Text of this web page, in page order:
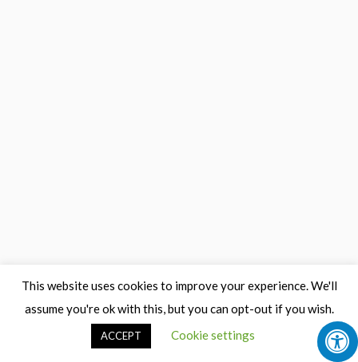
This website uses cookies to improve your experience. We'll
assume you're ok with this, but you can opt-out if you wish.
Cookie settings
ACCEPT